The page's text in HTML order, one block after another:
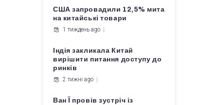
США запровадили 12,5% мита
на китайські товари
1 тиждень ago
Індія закликала Китай
вирішити питання доступу до
ринків
2 тижні ago
Ван Ї провів зустріч із